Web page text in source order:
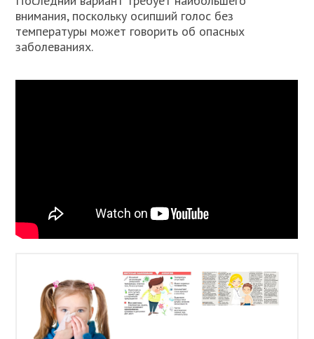
внимания, поскольку осипший голос без
температуры может говорить об опасных
заболеваниях.